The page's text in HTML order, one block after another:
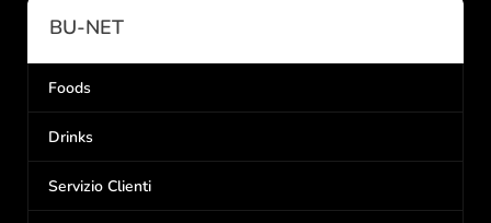
BU-NET
Foods
Drinks
Servizio Clienti